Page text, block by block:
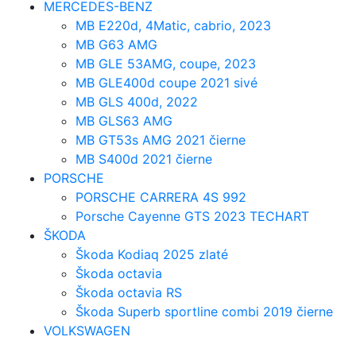
MERCEDES-BENZ
MB E220d, 4Matic, cabrio, 2023
MB G63 AMG
MB GLE 53AMG, coupe, 2023
MB GLE400d coupe 2021 sivé
MB GLS 400d, 2022
MB GLS63 AMG
MB GT53s AMG 2021 čierne
MB S400d 2021 čierne
PORSCHE
PORSCHE CARRERA 4S 992
Porsche Cayenne GTS 2023 TECHART
ŠKODA
Škoda Kodiaq 2025 zlaté
Škoda octavia
Škoda octavia RS
Škoda Superb sportline combi 2019 čierne
VOLKSWAGEN